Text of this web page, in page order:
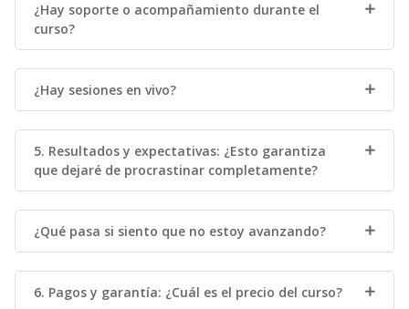
¿Hay soporte o acompañamiento durante el
curso?
¿Hay sesiones en vivo?
5. Resultados y expectativas: ¿Esto garantiza
que dejaré de procrastinar completamente?
¿Qué pasa si siento que no estoy avanzando?
6. Pagos y garantía: ¿Cuál es el precio del curso?